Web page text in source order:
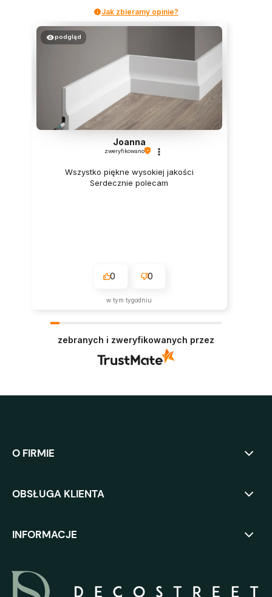
Jak zbieramy opinie?
podgląd
Joanna
zweryfikowano
Wszystko piękne wysokiej jakości
Serdecznie polecam
0 0
w tym tygodniu
zebranych i zweryfikowanych przez
O FIRMIE
OBSŁUGA KLIENTA
INFORMACJE